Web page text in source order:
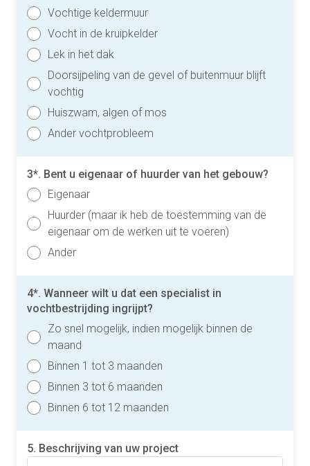
Vochtige keldermuur
Vocht in de kruipkelder
Lek in het dak
Doorsijpeling van de gevel of buitenmuur blijft
vochtig
Huiszwam, algen of mos
Ander vochtprobleem
3*. Bent u eigenaar of huurder van het gebouw?
Eigenaar
Huurder (maar ik heb de toestemming van de
eigenaar om de werken uit te voeren)
Ander
4*. Wanneer wilt u dat een specialist in
vochtbestrijding ingrijpt?
Zo snel mogelijk, indien mogelijk binnen de
maand
Binnen 1 tot 3 maanden
Binnen 3 tot 6 maanden
Binnen 6 tot 12 maanden
5. Beschrijving van uw project